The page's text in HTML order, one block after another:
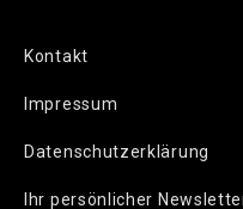
Kontakt
Impressum
Datenschutzerklärung
Ihr persönlicher